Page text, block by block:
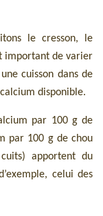
le cresson, le
important de varier
cuisson dans de
disponible.
par 100 g de
par 100 g de chou
apportent du
celui des